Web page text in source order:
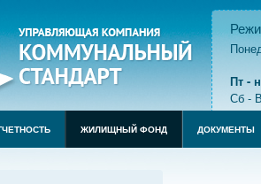
Пт -
Сб -
ЖИЛИЩНЫЙ ФОНД ДОКУМЕНТЫ